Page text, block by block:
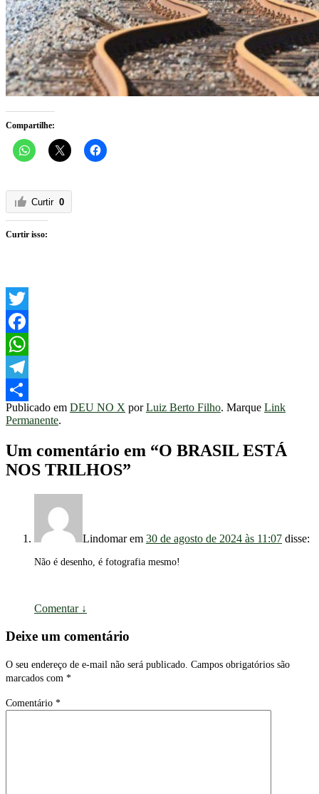
Compartilhe:
Curtir 0
Curtir isso:
Twitter
Facebook
WhatsApp
Telegram
Share
Publicado em DEU NO X porLuiz Berto Filho. Marque Link
Permanente.
Um comentário em “O BRASIL ESTÁ
NOS TRILHOS”
Lindomarem 30 de agosto de 2024 às 11:07 disse:
Não é desenho, é fotografia mesmo!
Comentar ↓
Deixe um comentário
O seu endereço de e-mail não será publicado. Campos obrigatórios são
marcados com *
Comentário *